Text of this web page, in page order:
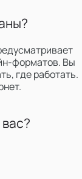
форматов. Вы
где работать.